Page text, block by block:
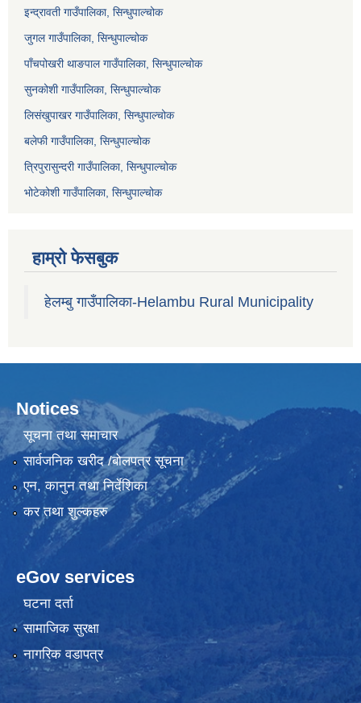
इन्द्रावती गाउँपालिका, सिन्धुपाल्चोक
जुगल गाउँपालिका, सिन्धुपाल्चोक
पाँचपोखरी थाङपाल गाउँपालिका, सिन्धुपाल्चोक
सुनकोशी गाउँपालिका, सिन्धुपाल्चोक
लिसंखुपाखर गाउँपालिका, सिन्धुपाल्चोक
बलेफी गाउँपालिका, सिन्धुपाल्चोक
त्रिपुरासुन्दरी गाउँपालिका, सिन्धुपाल्चोक
भोटेकोशी गाउँपालिका, सिन्धुपाल्चोक
हाम्रो फेसबुक
हेलम्बु गाउँपालिका-Helambu Rural Municipality
Notices
सूचना तथा समाचार
सार्वजनिक खरीद /बोलपत्र सूचना
एन, कानुन तथा निर्देशिका
कर तथा शुल्कहरु
eGov services
घटना दर्ता
सामाजिक सुरक्षा
नागरिक वडापत्र